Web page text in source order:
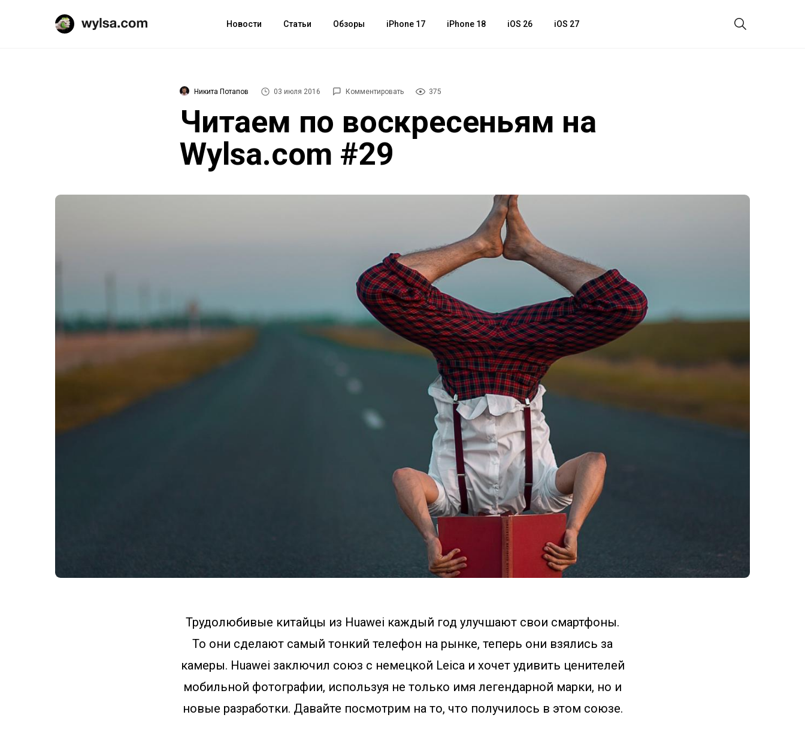
Новости Статьи Обзоры iPhone 17 iPhone 18 iOS 26 iOS 27
Никита Потапов 03 июля 2016 Комментировать 375
Читаем по воскресеньям на
Wylsa.com #29
Трудолюбивые китайцы из Huawei каждый год улучшают свои смартфоны.
То они сделают самый тонкий телефон на рынке, теперь они взялись за
камеры. Huawei заключил союз с немецкой Leica и хочет удивить ценителей
мобильной фотографии, используя не только имя легендарной марки, но и
новые разработки. Давайте посмотрим на то, что получилось в этом союзе.